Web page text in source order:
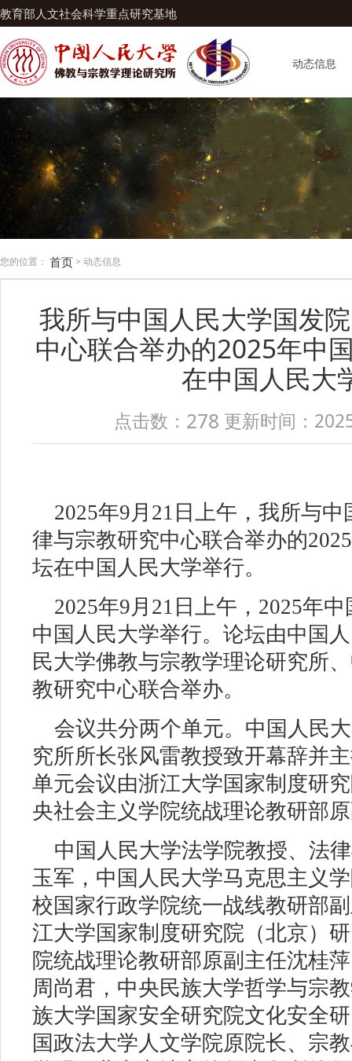
教育部人文社会科学重点研究基地
动态信息
您的位置： 首页> 动态信息
我所与中国人民大学国发
中心联合举办的2025年中
在中国人民大
点击数： 278 更新时间：
2025年9月21日上午，我所与
律与宗教研究中心联合举办的
坛在中国人民大学举行。
2025年9月21日上午，2025年
中国人民大学举行。论坛由中国
民大学佛教与宗教学理论研究所
教研究中心联合举办。
会议共分两个单元。中国人民
究所所长张风雷教授致开幕辞并
单元会议由浙江大学国家制度研
央社会主义学院统战理论教研部
中国人民大学法学院教授、法
玉军，中国人民大学马克思主义
校国家行政学院统一战线教研部
江大学国家制度研究院（北京）
院统战理论教研部原副主任沈桂
周尚君，中央民族大学哲学与宗
族大学国家安全研究院文化安全
国政法大学人文学院原院长、宗